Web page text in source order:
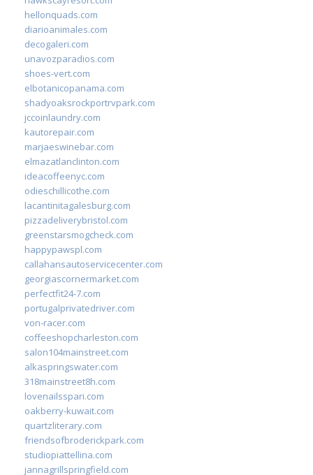
hellonquads.com
diarioanimales.com
decogaleri.com
unavozparadios.com
shoes-vert.com
elbotanicopanama.com
shadyoaksrockportrvpark.com
jccoinlaundry.com
kautorepair.com
marjaeswinebar.com
elmazatlanclinton.com
ideacoffeenyc.com
odieschillicothe.com
lacantinitagalesburg.com
pizzadeliverybristol.com
greenstarsmogcheck.com
happypawspl.com
callahansautoservicecenter.com
georgiascornermarket.com
perfectfit24-7.com
portugalprivatedriver.com
von-racer.com
coffeeshopcharleston.com
salon104mainstreet.com
alkaspringswater.com
318mainstreet8h.com
lovenailsspari.com
oakberry-kuwait.com
quartzliterary.com
friendsofbroderickpark.com
studiopiattellina.com
jannagrillspringfield.com